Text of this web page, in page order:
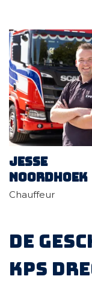
Jesse
Noordhoek
Chauffeur
De
KPS